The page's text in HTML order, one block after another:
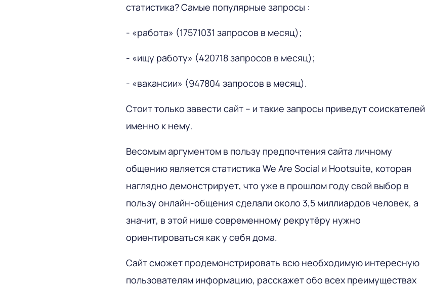
статистика? Самые популярные запросы :
- «работа» (17571031 запросов в месяц);
- «ищу работу» (420718 запросов в месяц);
- «вакансии» (947804 запросов в месяц).
Стоит только завести сайт – и такие запросы приведут соискателей
именно к нему.
Весомым аргументом в пользу предпочтения сайта личному
общению является статистика We Are Social и Hootsuite, которая
наглядно демонстрирует, что уже в прошлом году свой выбор в
пользу онлайн-общения сделали около 3,5 миллиардов человек, а
значит, в этой нише современному рекрутёру нужно
ориентироваться как у себя дома.
Сайт сможет продемонстрировать всю необходимую интересную
пользователям информацию, расскажет обо всех преимуществах